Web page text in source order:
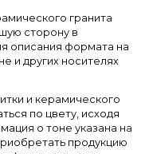
гранита
сторону в
описания формата на
и других носителях
и керамического
по цвету, исходя
о тоне указана на
продукцию